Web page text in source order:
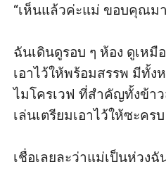
“เห็นแล้วค่ะแม่ ขอบคุณม
ฉันเดินดูรอบ ๆ ห้อง ดูเหมื
เอาไว้ให้พร้อมสรรพ มีทั้
ไมโครเวฟ ที่สำคัญทั้งข้า
เล่นเตรียมเอาไว้ให้ซะครบ
เชื่อเลยละว่าแม่เป็นห่วง